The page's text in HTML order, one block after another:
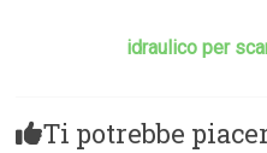
idraulico per
Ti potrebbe